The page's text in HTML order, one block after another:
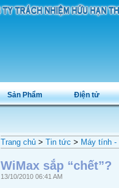
Sản Phẩm Điện tử
Trang chủ > Tin tức > Máy tính -
WiMax sắp “chết”?
13/10/2010 06:41 AM